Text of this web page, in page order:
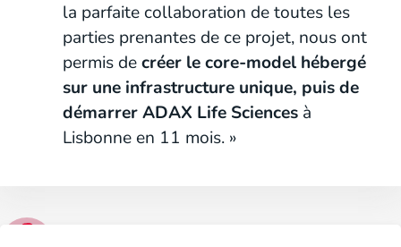
la parfaite collaboration de toutes les
parties prenantes de ce projet, nous ont
permis decréer le core-model hébergé
sur une infrastructure unique, puis de
démarrer ADAX Life Sciences à
Lisbonne en 11 mois. »